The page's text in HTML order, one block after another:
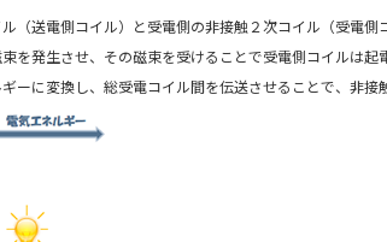
（送電側コイル）と受電側の非接触２次コイル（受電側
を発生させ、その磁束を受けることで受電側コイルは起
ーに変換し、総受電コイル間を伝送させることで、非接